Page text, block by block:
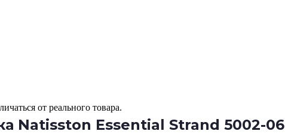
от реального товара.
Natisston Essential Strand 5002-06